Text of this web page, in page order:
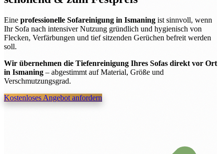
Eine professionelle Sofareinigung in Ismaning ist sinnvoll, wenn
Ihr Sofa nach intensiver Nutzung gründlich und hygienisch von
Flecken, Verfärbungen und tief sitzenden Gerüchen befreit werden
soll.
Wir übernehmen die Tiefenreinigung Ihres Sofas direkt vor Ort
in Ismaning– abgestimmt auf Material, Größe und
Verschmutzungsgrad.
Kostenloses Angebot anfordern